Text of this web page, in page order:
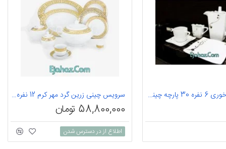
سرویس غذاخوری 6 نفره 30 پارچه چینی پردیس کاشان قالب لرد نوین-900 کد طرح 900 سرویس چینی زرین گرد مهر کرم 12 نفره 102 پارچه درجه یک
58,800,000 تومان
اطلاع از در دسترس شدن